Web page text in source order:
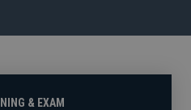
/
& EXAM